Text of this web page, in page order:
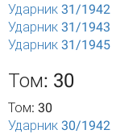
Ударник 31/1942
Ударник 31/1943
Ударник 31/1945
Том: 30
Том: 30
Ударник 30/1942